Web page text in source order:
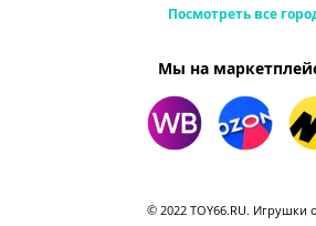
Посмотреть все
Мы на
© 2022 TOY66.RU. Игрушки